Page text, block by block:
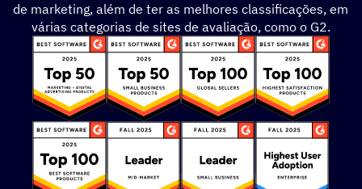
de marketing, além de ter as melhores classificações, em
várias categorias de sites de avaliação, como o G2.